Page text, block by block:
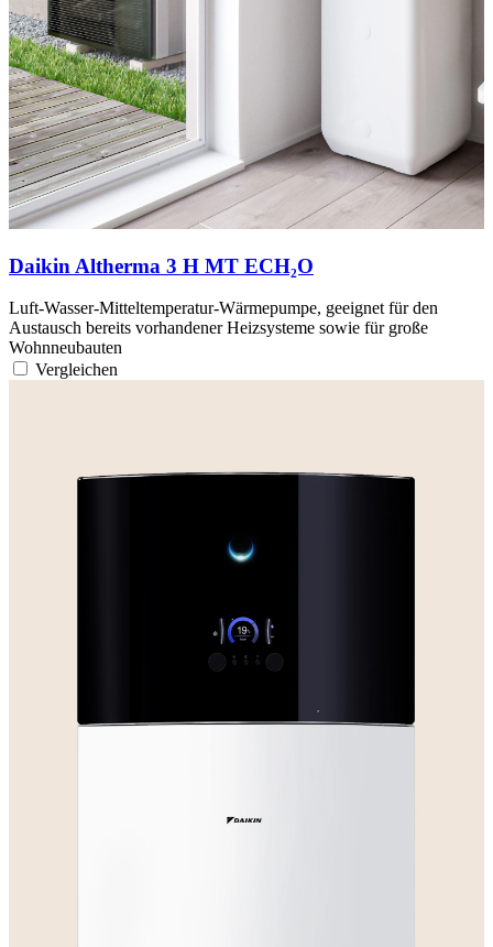
Daikin Altherma 3 H MT ECH₂O
Luft-Wasser-Mitteltemperatur-Wärmepumpe, geeignet für den
Austausch bereits vorhandener Heizsysteme sowie für große
Wohnneubauten
Vergleichen